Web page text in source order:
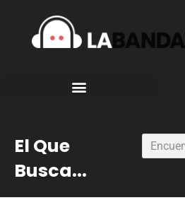
El Que
Busca...